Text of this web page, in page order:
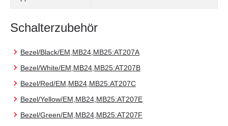
Schalterzubehör
Bezel/Black/EM,MB24,MB25:AT207A
Bezel/White/EM,MB24,MB25:AT207B
Bezel/Red/EM,MB24,MB25:AT207C
Bezel/Yellow/EM,MB24,MB25:AT207E
Bezel/Green/EM,MB24,MB25:AT207F